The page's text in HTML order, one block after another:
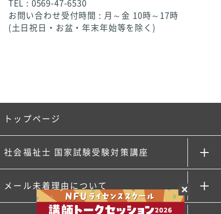
TEL : 0569-47-6530
お問い合わせ受付時間 : 月～金 10時～17時
(土日祝日・お盆・年末年始等を除く)
トップページ
社会福祉士 国家試験受験対策講座
メール未着理由について